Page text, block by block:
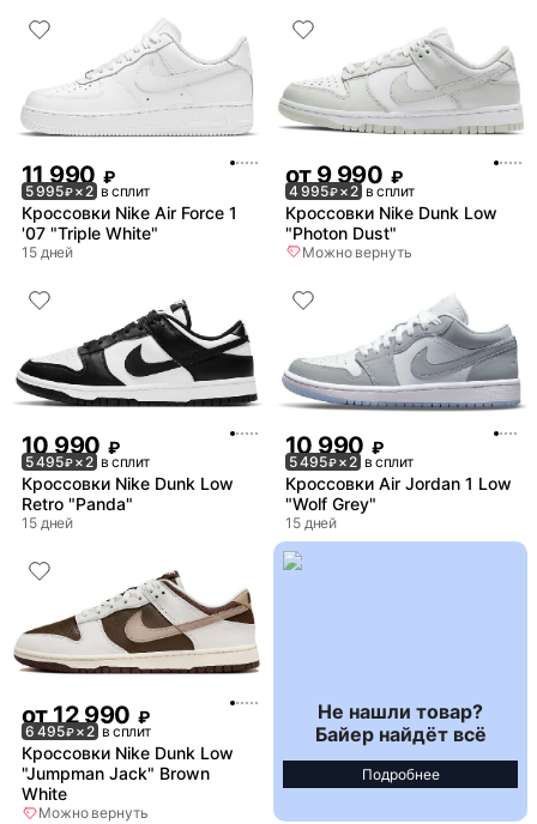
11 990 ₽
5 995₽× 2 в сплит
Кроссовки Nike Air Force 1
'07 "Triple White"
15 дней
от9 990 ₽
4 995₽× 2 в сплит
Кроссовки Nike Dunk Low
"Photon Dust"
Можно вернуть
10 990 ₽
5 495₽× 2 в сплит
Кроссовки Nike Dunk Low
Retro "Panda"
15 дней
10 990 ₽
5 495₽× 2 в сплит
Кроссовки Air Jordan 1 Low
"Wolf Grey"
15 дней
от12 990 ₽
6 495₽× 2 в сплит
Кроссовки Nike Dunk Low
"Jumpman Jack" Brown
White
Можно вернуть
Не нашли товар?
Байер найдёт всё
Подробнее